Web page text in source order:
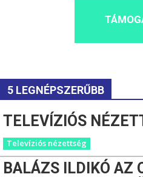
5 LEGNÉPSZERŰBB
TELEVÍZIÓS
Televíziós nézettség
BALÁZS ILDIKÓ AZ